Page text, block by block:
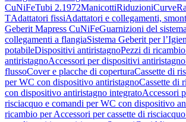
CuNiFeTubi 2.1972ManicottiRiduzioniCurve
TAdattatori fissiAdattatori e collegamenti,
Geberit Mapress CuNiFeGuarnizioni del sistema
collegamenti a flangiaSistema Geberit per
potabileDispositivi antiristagnoPezzi di
antiristagnoAccessori per dispositivi antiristagno
flussoCover e placche di coperturaCassette di
per WC con dispositivo antiristagnoCassette di
con dispositivo antiristagno integratoAccessori
risciacquo e comandi per WC con dispositivo
ricambio per Accessori per cassette di